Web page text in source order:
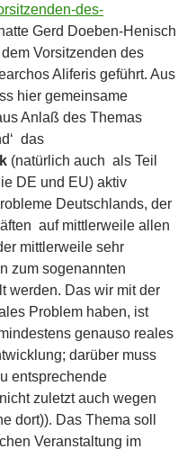
des-
Gerd Doeben-Henisch
Vorsitzenden des
Aliferis geführt. Aus
hier gemeinsame
Anlaß des Themas
das
(natürlich auch als Teil
DE und EU) aktiv
Deutschlands, der
auf mittlerweile allen
mittlerweile sehr
zum sogenannten
werden. Das wir mit der
Problem haben, ist
genauso reales
darüber muss
entsprechende
zuletzt auch wegen
dort)). Das Thema soll
Veranstaltung im